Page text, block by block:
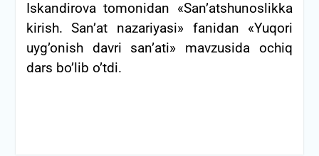
Iskandirova tomonidan «San’atshunoslikka
kirish. San’at nazariyasi» fanidan «Yuqori
uyg’onish davri san’ati» mavzusida ochiq
dars bo’lib o’tdi.